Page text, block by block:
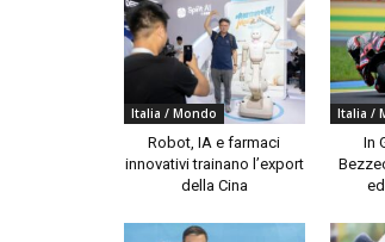
Italia / Mondo
Robot, IA e farmaci
innovativi trainano l’export
della Cina
Italia /
In